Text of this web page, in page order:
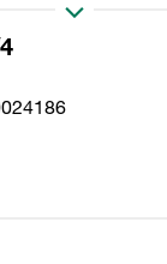
(mm):
NBR,